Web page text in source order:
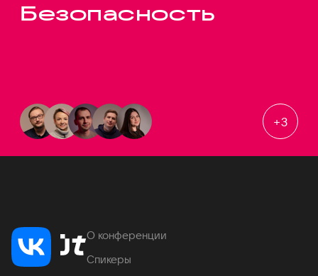
Безопасность
+3
О конференции
Спикеры